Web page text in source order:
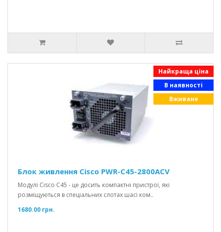
Найкраща ціна
В наявності
Вживане
Блок живлення Cisco PWR-C45-2800ACV
Модулі Cisco C45 - це досить компактні пристрої, які
розміщуються в спеціальних слотах шасі ком..
1680.00 грн.